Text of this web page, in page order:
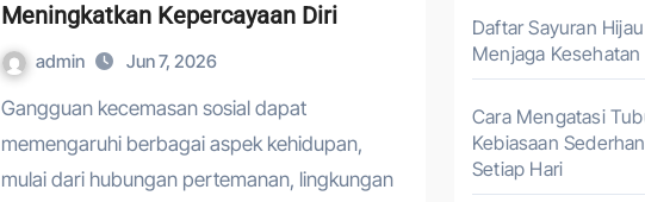
Meningkatkan Kepercayaan Diri
admin Jun 7, 2026
Gangguan kecemasan sosial dapat
memengaruhi berbagai aspek kehidupan,
mulai dari hubungan pertemanan, lingkungan
Daftar Sayuran
Menjaga
Cara Mengatasi
Kebiasaan
Setiap Hari